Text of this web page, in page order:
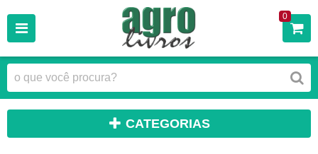
0
CATEGORIAS